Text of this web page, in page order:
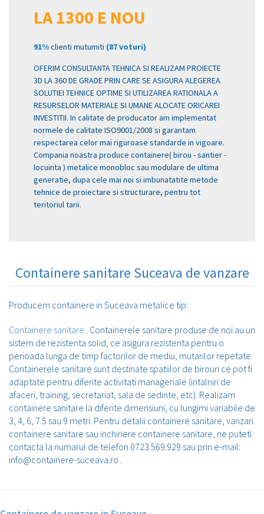
LA 1300 E NOU
91%clienti mutumiti (87 voturi)
OFERIM CONSULTANTA TEHNICA SI REALIZAM PROIECTE
3D LA 360 DE GRADE PRIN CARE SE ASIGURA ALEGEREA
SOLUTIEI TEHNICE OPTIME SI UTILIZAREA RATIONALA A
RESURSELOR MATERIALE SI UMANE ALOCATE ORICAREI
INVESTITII. In calitate de producator am implementat
normele de calitate ISO9001/2008 si garantam
respectarea celor mai riguroase standarde in vigoare.
Compania noastra produce containere( birou - santier -
locuinta ) metalice monobloc sau modulare de ultima
generatie, dupa cele mai noi si imbunatatite metode
tehnice de proiectare si structurare, pentru tot
teritoriul tarii.
Containere sanitare Suceava de vanzare
Producem containere in Suceava metalice tip:
Containere sanitare . Containerele sanitare produse de noi au un
sistem de rezistenta solid, ce asigura rezistenta pentru o
perioada lunga de timp factorilor de mediu, mutarilor repetate.
Containerele sanitare sunt destinate spatiilor de birouri ce pot fi
adaptate pentru diferite activitati manageriale (intalniri de
afaceri, training, secretariat, sala de sedinte, etc). Realizam
containere sanitare la diferite dimensiuni, cu lungimi variabile de
3, 4, 6, 7.5 sau 9 metri. Pentru detalii containere sanitare, vanzari
containere sanitare sau inchiriere containere sanitare, ne puteti
contacta la numarul de telefon 0723.569.929 sau prin e-mail:
info@containere-suceava.ro .